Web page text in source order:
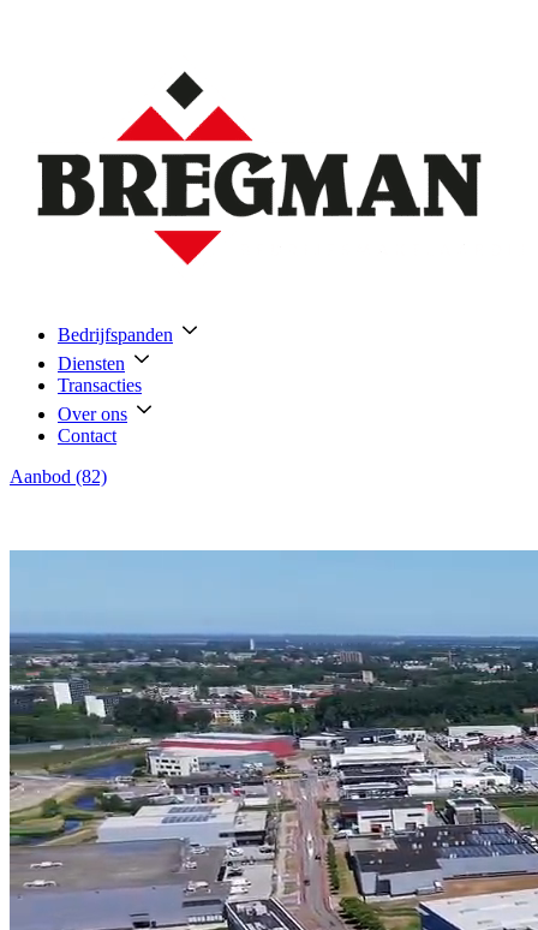
Bedrijfspanden
Diensten
Transacties
Over ons
Contact
Aanbod (82)